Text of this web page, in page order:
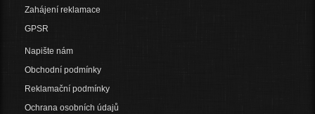
Zahájení reklamace
GPSR
Napište nám
Obchodní podmínky
Reklamační podmínky
Ochrana osobních údajů